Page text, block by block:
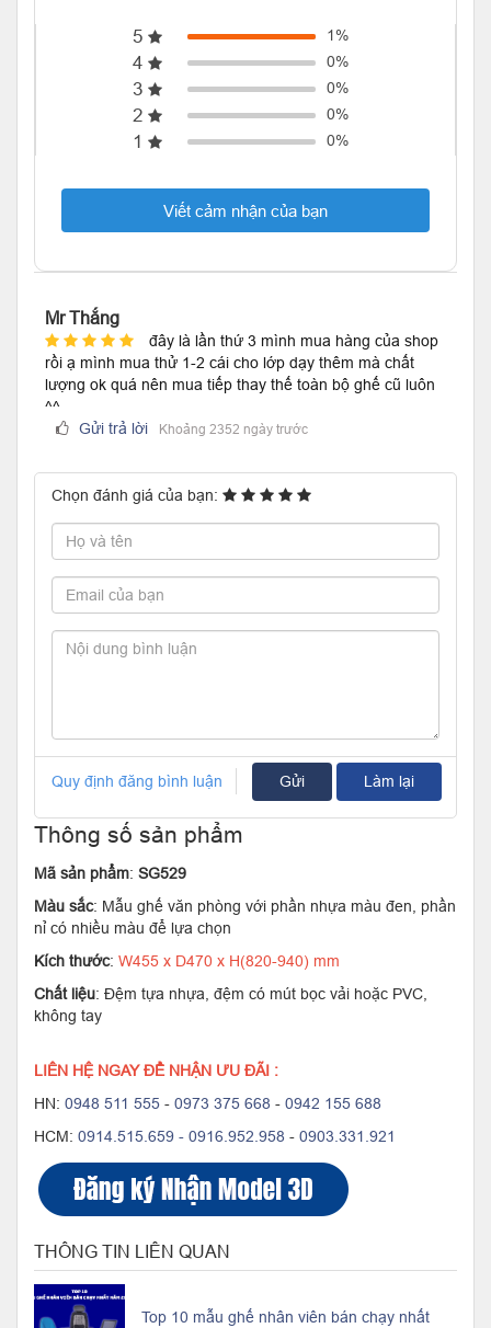
5 1%
4 0%
3 0%
2 0%
1 0%
Viết cảm nhận của bạn
Mr Thắng
đây là lần thứ 3 mình mua hàng của shop
rồi ạ mình mua thử 1-2 cái cho lớp dạy thêm mà chất
lượng ok quá nên mua tiếp thay thế toàn bộ ghế cũ luôn
^^
Gửi trả lời
Khoảng 2352 ngày trước
Chọn đánh giá của bạn:
Quy định đăng bình luận Gửi Làm lại
Thông số sản phẩm
Mã sản phẩm: SG529
Màu sắc: Mẫu ghế văn phòng với phần nhựa màu đen, phần
nỉ có nhiều màu để lựa chọn
Kích thước: W455 x D470 x H(820-940) mm
Chất liệu: Đệm tựa nhựa, đệm có mút bọc vải hoặc PVC,
không tay
LIÊN HỆ NGAY ĐỂ NHẬN ƯU ĐÃI :
HN: 0948 511 555 - 0973 375 668 - 0942 155 688
HCM: 0914.515.659 - 0916.952.958 - 0903.331.921
THÔNG TIN LIÊN QUAN
Top 10 mẫu ghế nhân viên bán chạy nhất